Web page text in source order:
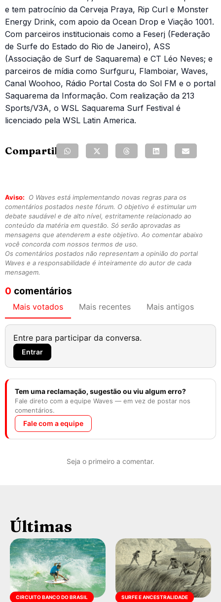
e tem patrocínio da Cerveja Praya, Rip Curl e Monster
Energy Drink, com apoio da Ocean Drop e Viação 1001.
Com parceiros institucionais como a Feserj (Federação
de Surfe do Estado do Rio de Janeiro), ASS
(Associação de Surf de Saquarema) e CT Léo Neves; e
parceiros de mídia como Surfguru, Flamboiar, Waves,
Canal Woohoo, Rádio Portal Costa do Sol FM e o portal
Saquarema da Informação. Com realização da 213
Sports/V3A, o WSL Saquarema Surf Festival é
licenciado pela WSL Latin America.
Compartilhe:
Aviso:
O Waves está implementando novas regras para os
comentários postados neste fórum. O objetivo é estimular um
debate saudável e de alto nível, estritamente relacionado ao
conteúdo da matéria em questão. Só serão aprovadas as
mensagens que atenderem a este objetivo. Ao comentar abaixo
você concorda com nossos termos de uso.
Os comentários postados não representam a opinião do portal
Waves e a responsabilidade é inteiramente do autor de cada
mensagem.
0 comentários
Mais votados Mais recentes Mais antigos
Entre para participar da conversa.
Entrar
Tem uma reclamação, sugestão ou viu algum erro?
Fale direto com a equipe Waves — em vez de postar nos
comentários.
Fale com a equipe
Seja o primeiro a comentar.
Últimas
CIRCUITO BANCO DO BRASIL SURFE E ANCESTRALIDADE